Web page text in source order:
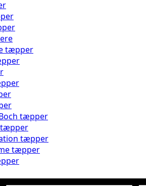
tæpper
tæpper
tæpper
tæpper
tæpper